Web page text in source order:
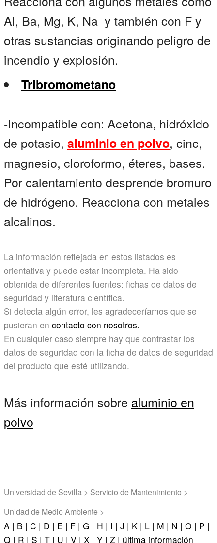
Al, Ba, Mg, K, Na y también con F y
otras sustancias originando peligro de
incendio y explosión.
Tribromometano
-Incompatible con: Acetona, hidróxido
de potasio, aluminio en polvo, cinc,
magnesio, cloroformo, éteres, bases.
Por calentamiento desprende bromuro
de hidrógeno. Reacciona con metales
alcalinos.
La información reflejada en estos listados es
orientativa y puede estar incompleta. Ha sido
obtenida de diferentes fuentes: fichas de datos de
seguridad y literatura científica.
Si detecta algún error, les agradeceríamos que se
pusieran en contacto con nosotros.
En cualquier caso siempre hay que contrastar los
datos de seguridad con la ficha de datos de seguridad
del producto que esté utilizando.
Más información sobre aluminio en
polvo
Universidad de Sevilla > Servicio de Mantenimiento >
Unidad de Medio Ambiente >
A | B | C | D | E | F | G | H | I | J | K | L | M | N | O | P |
Q | R | S | T | U | V | X | Y | Z | última información